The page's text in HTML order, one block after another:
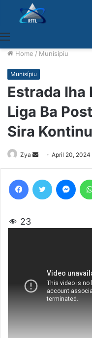
Home / Munisípiu
Munisípiu
Estrada Iha
Liga Ba
Sira
Zya
Send
an
email
April 20, 2024
23